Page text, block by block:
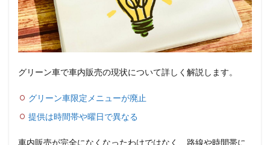
グリーン車で車内販売の現状について詳しく解説します。
グリーン車限定メニューが廃止
提供は時間帯や曜日で異なる
車内販売が完全になくなったわけではなく、路線や時間帯に